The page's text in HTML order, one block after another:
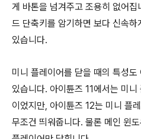
게 바톤을 넘겨주고 조용히 없어
드 단축키를 암기하면 보다 신속
있습니다.
미니 플레이어를 닫을 때의 특성
있습니다. 아이튠즈 11에서는 미
이었지만, 아이튠즈 12는 미니 플
무조건 띄워줍니다. 물론 메인 윈